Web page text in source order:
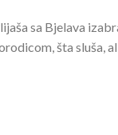
sa Bjelava
šta sluša,